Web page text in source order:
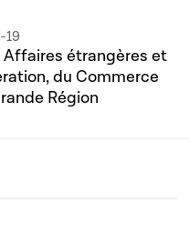
19
Affaires étrangères et
du Commerce
Région